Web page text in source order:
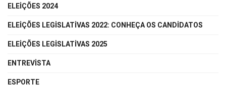
ELEIÇÕES 2024
ELEIÇÕES LEGISLATIVAS 2022: CONHEÇA OS CANDIDATOS
ELEIÇÕES LEGISLATIVAS 2025
ENTREVISTA
ESPORTE